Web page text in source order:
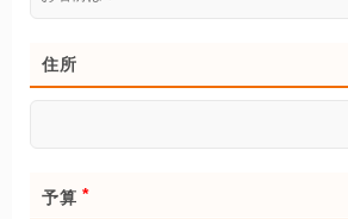
住所
予算